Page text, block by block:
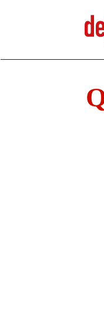
Skip to main content